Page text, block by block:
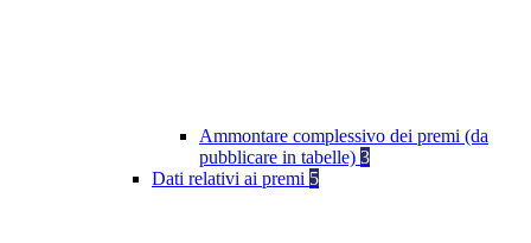
Ammontare complessivo dei premi (da
pubblicare in tabelle) 3
Dati relativi ai premi 5